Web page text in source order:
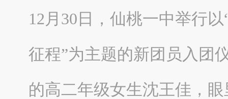
12月30日，仙桃一中举行
征程”为主题的新团员入团
的高二年级女生沈王佳，